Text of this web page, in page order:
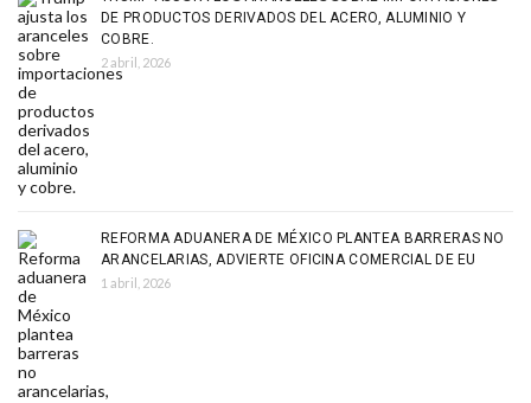
DE PRODUCTOS DERIVADOS DEL ACERO, ALUMINIO Y
COBRE.
2 abril, 2026
REFORMA ADUANERA DE MÉXICO PLANTEA BARRERAS NO
ARANCELARIAS, ADVIERTE OFICINA COMERCIAL DE EU
1 abril, 2026